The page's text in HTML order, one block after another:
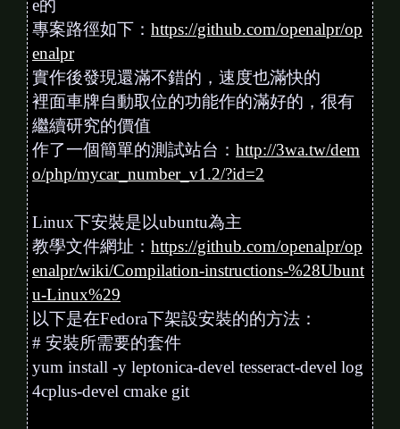
e的
專案路徑如下： https://github.com/openalpr/op
enalpr
實作後發現還滿不錯的，速度也滿快的
裡面車牌自動取位的功能作的滿好的，很有
繼續研究的價值
作了一個簡單的測試站台： http://3wa.tw/dem
o/php/mycar_number_v1.2/?id=2
Linux下安裝是以ubuntu為主
教學文件網址： https://github.com/openalpr/op
enalpr/wiki/Compilation-instructions-%28Ubunt
u-Linux%29
以下是在Fedora下架設安裝的的方法：
# 安裝所需要的套件
yum install -y leptonica-devel tesseract-devel log
4cplus-devel cmake git